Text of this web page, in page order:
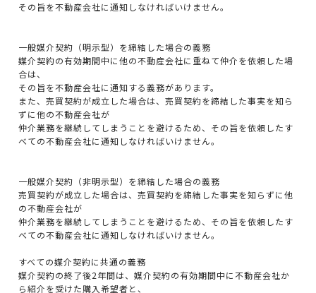
その旨を不動産会社に通知しなければいけません。
一般媒介契約（明示型）を締結した場合の義務
媒介契約の有効期間中に他の不動産会社に重ねて仲介を依頼した場
合は、
その旨を不動産会社に通知する義務があります。
また、売買契約が成立した場合は、売買契約を締結した事実を知ら
ずに他の不動産会社が
仲介業務を継続してしまうことを避けるため、その旨を依頼したす
べての不動産会社に通知しなければいけません。
一般媒介契約（非明示型）を締結した場合の義務
売買契約が成立した場合は、売買契約を締結した事実を知らずに他
の不動産会社が
仲介業務を継続してしまうことを避けるため、その旨を依頼したす
べての不動産会社に通知しなければいけません。
すべての媒介契約に共通の義務
媒介契約の終了後2年間は、媒介契約の有効期間中に不動産会社か
ら紹介を受けた購入希望者と、